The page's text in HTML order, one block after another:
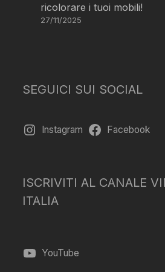
ricolorare i tuoi mobili!
27/11/2025
SEGUICI SUI SOCIAL
Instagram Facebook
ISCRIVITI AL CANALE
ITALIA
YouTube